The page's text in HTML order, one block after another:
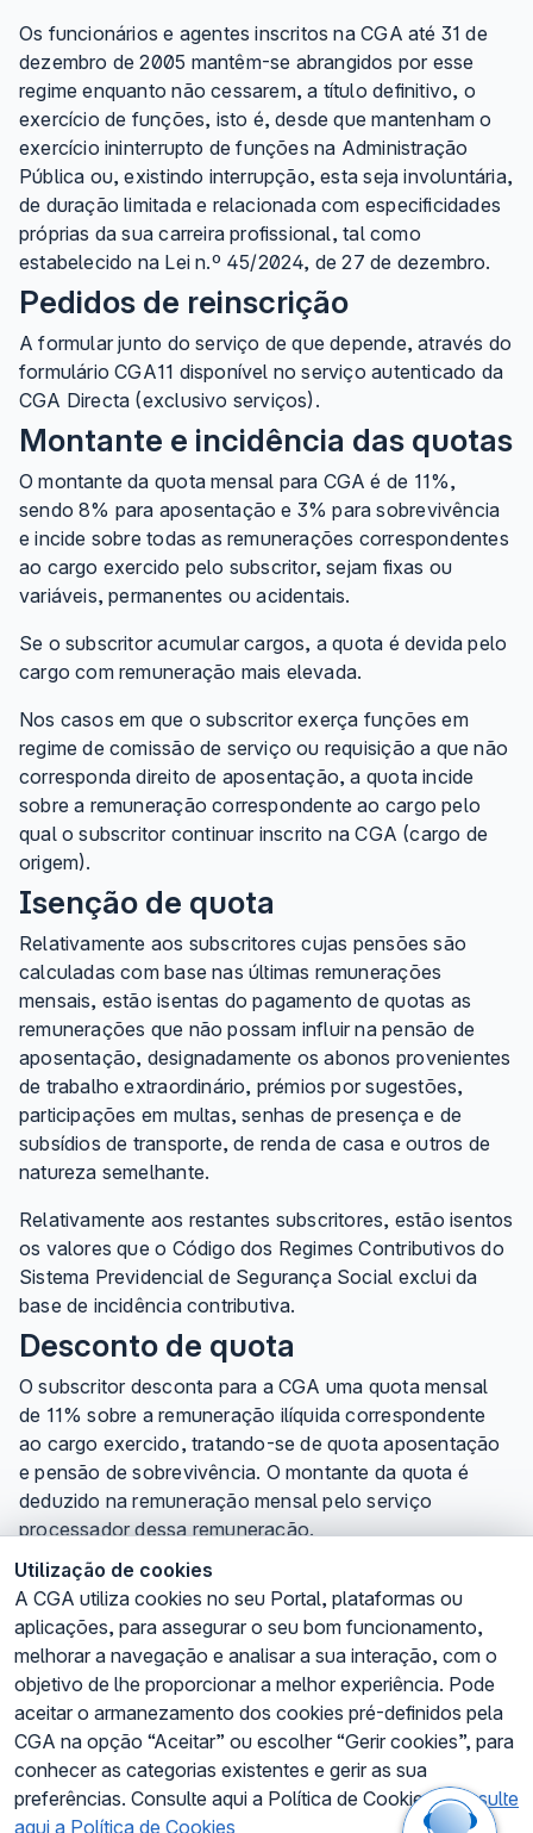
Os funcionários e agentes inscritos na CGA até 31 de
dezembro de 2005 mantêm-se abrangidos por esse
regime enquanto não cessarem, a título definitivo, o
exercício de funções, isto é, desde que mantenham o
exercício ininterrupto de funções na Administração
Pública ou, existindo interrupção, esta seja involuntária,
de duração limitada e relacionada com especificidades
próprias da sua carreira profissional, tal como
estabelecido na Lei n.º 45/2024, de 27 de dezembro.
Pedidos de reinscrição
A formular junto do serviço de que depende, através do
formulário CGA11 disponível no serviço autenticado da
CGA Directa (exclusivo serviços).
Montante e incidência das quotas
O montante da quota mensal para CGA é de 11%,
sendo 8% para aposentação e 3% para sobrevivência
e incide sobre todas as remunerações correspondentes
ao cargo exercido pelo subscritor, sejam fixas ou
variáveis, permanentes ou acidentais.
Se o subscritor acumular cargos, a quota é devida pelo
cargo com remuneração mais elevada.
Nos casos em que o subscritor exerça funções em
regime de comissão de serviço ou requisição a que não
corresponda direito de aposentação, a quota incide
sobre a remuneração correspondente ao cargo pelo
qual o subscritor continuar inscrito na CGA (cargo de
origem).
Isenção de quota
Relativamente aos subscritores cujas pensões são
calculadas com base nas últimas remunerações
mensais, estão isentas do pagamento de quotas as
remunerações que não possam influir na pensão de
aposentação, designadamente os abonos provenientes
de trabalho extraordinário, prémios por sugestões,
participações em multas, senhas de presença e de
subsídios de transporte, de renda de casa e outros de
natureza semelhante.
Relativamente aos restantes subscritores, estão isentos
os valores que o Código dos Regimes Contributivos do
Sistema Previdencial de Segurança Social exclui da
base de incidência contributiva.
Desconto de quota
O subscritor desconta para a CGA uma quota mensal
de 11% sobre a remuneração ilíquida correspondente
ao cargo exercido, tratando-se de quota aposentação
e pensão de sobrevivência. O montante da quota é
deduzido na remuneração mensal pelo serviço
processador dessa remuneração.
Perda da qualidade de subscritor
A perda da qualidade de subscritor verifica-se em
consequência da perda de vínculo à função pública ou
à entidade que permitiu a inscrição na Caixa Geral de
Aposentações, passando o interessado à situação de
ex-subscritor, sem prejuízo de manter os direitos
correspondentes aos períodos em que efetuou
descontos para a CGA.
Última atualização: 2026-07-07 RPRD-07072026
Utilização de cookies
A CGA utiliza cookies no seu Portal, plataformas ou
aplicações, para assegurar o seu bom funcionamento,
melhorar a navegação e analisar a sua interação, com o
objetivo de lhe proporcionar a melhor experiência. Pode
aceitar o armanezamento dos cookies pré-definidos pela
CGA na opção “Aceitar” ou escolher “Gerir cookies”, para
conhecer as categorias existentes e gerir as sua
preferências. Consulte aqui a Política de Cookies.Consulte
aqui a Política de Cookies